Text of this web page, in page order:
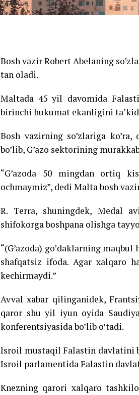
Bosh vazir Robert Abelaning
tan oladi.
Maltada 45 yil davomida
birinchi hukumat ekanligini
Bosh vazirning so’zlariga
bo’lib, G’azo sektorining
“G’azoda 50 mingdan ortiq
ochmaymiz”, dedi Malta bosh
R. Terra, shuningdek, Medal
shifokorga boshpana olishga
“(G’azoda) go’daklarning
shafqatsiz ifoda. Agar xalqaro
kechirmaydi.”
Avval xabar qilinganidek,
qaror shu yil iyun oyida
konferentsiyasida bo’lib o’tadi.
Isroil mustaqil Falastin davlatini
Isroil parlamentida Falastin
Knezning qarori xalqaro